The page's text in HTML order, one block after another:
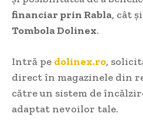
financiar prin Rabla, cât
Tombola Dolinex.
Intră pe dolinex.ro,
direct în magazinele din
către un sistem de
adaptat nevoilor tale.